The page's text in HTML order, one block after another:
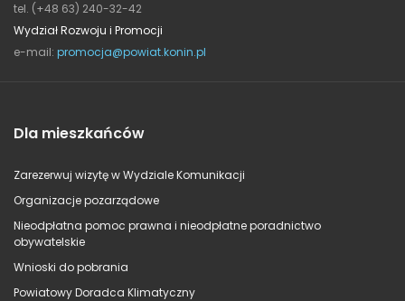
tel. (+48 63) 240-32-42
Wydział Rozwoju i Promocji
e-mail: promocja@powiat.konin.pl
Dla mieszkańców
Zarezerwuj wizytę w Wydziale Komunikacji
Organizacje pozarządowe
Nieodpłatna pomoc prawna i nieodpłatne poradnictwo
obywatelskie
Wnioski do pobrania
Powiatowy Doradca Klimatyczny